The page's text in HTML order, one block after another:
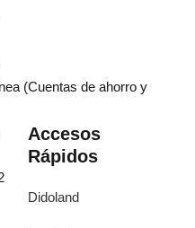
(Cuentas de ahorro y
Accesos
Rápidos
Didoland